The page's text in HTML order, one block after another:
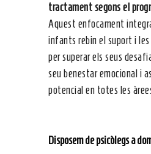
tractament segons el
Aquest enfocament
infants rebin el suport i les
per superar els seus
seu benestar emocional i
potencial en totes les
Disposem de psicòlegs a